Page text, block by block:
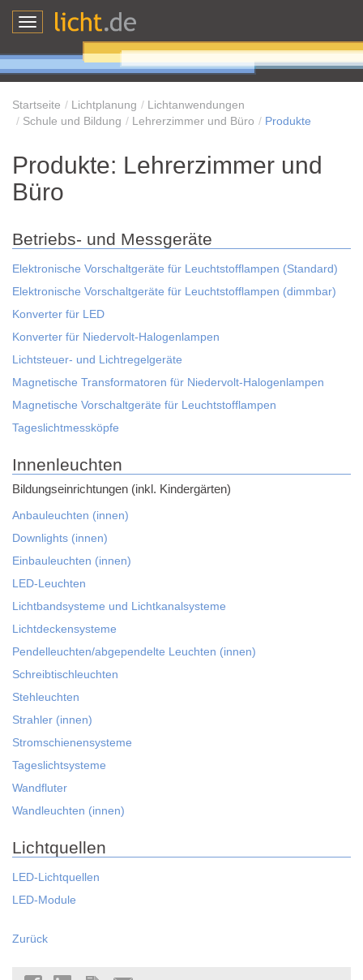
Toggle
Startseite Lichtplanung
Lichtanwendungen
Schule und Bildung
Lehrerzimmer und Büro Produkte
Produkte: Lehrerzimmer und
Büro
Betriebs- und Messgeräte
Elektronische Vorschaltgeräte für Leuchtstofflampen (Standard)
Elektronische Vorschaltgeräte für Leuchtstofflampen (dimmbar)
Konverter für LED
Konverter für Niedervolt-Halogenlampen
Lichtsteuer- und Lichtregelgeräte
Magnetische Transformatoren für Niedervolt-Halogenlampen
Magnetische Vorschaltgeräte für Leuchtstofflampen
Tageslichtmessköpfe
Innenleuchten
Bildungseinrichtungen (inkl. Kindergärten)
Anbauleuchten (innen)
Downlights (innen)
Einbauleuchten (innen)
LED-Leuchten
Lichtbandsysteme und Lichtkanalsysteme
Lichtdeckensysteme
Pendelleuchten/abgependelte Leuchten (innen)
Schreibtischleuchten
Stehleuchten
Strahler (innen)
Stromschienensysteme
Tageslichtsysteme
Wandfluter
Wandleuchten (innen)
Lichtquellen
LED-Lichtquellen
LED-Module
Zurück